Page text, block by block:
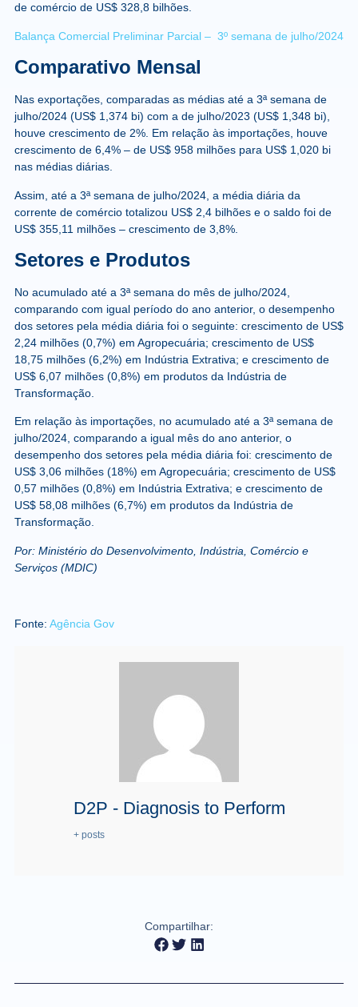
de comércio de US$ 328,8 bilhões.
Balança Comercial Preliminar Parcial – 3º semana de julho/2024
Comparativo Mensal
Nas exportações, comparadas as médias até a 3ª semana de
julho/2024 (US$ 1,374 bi) com a de julho/2023 (US$ 1,348 bi),
houve crescimento de 2%. Em relação às importações, houve
crescimento de 6,4% – de US$ 958 milhões para US$ 1,020 bi
nas médias diárias.
Assim, até a 3ª semana de julho/2024, a média diária da
corrente de comércio totalizou US$ 2,4 bilhões e o saldo foi de
US$ 355,11 milhões – crescimento de 3,8%.
Setores e Produtos
No acumulado até a 3ª semana do mês de julho/2024,
comparando com igual período do ano anterior, o desempenho
dos setores pela média diária foi o seguinte: crescimento de US$
2,24 milhões (0,7%) em Agropecuária; crescimento de US$
18,75 milhões (6,2%) em Indústria Extrativa; e crescimento de
US$ 6,07 milhões (0,8%) em produtos da Indústria de
Transformação.
Em relação às importações, no acumulado até a 3ª semana de
julho/2024, comparando a igual mês do ano anterior, o
desempenho dos setores pela média diária foi: crescimento de
US$ 3,06 milhões (18%) em Agropecuária; crescimento de US$
0,57 milhões (0,8%) em Indústria Extrativa; e crescimento de
US$ 58,08 milhões (6,7%) em produtos da Indústria de
Transformação.
Por: Ministério do Desenvolvimento, Indústria, Comércio e
Serviços (MDIC)
Fonte: Agência Gov
D2P - Diagnosis to Perform
+ posts
Compartilhar: